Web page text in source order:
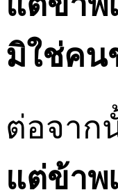
มิใช่คน
ต่อจาก
แต่ข้าพ